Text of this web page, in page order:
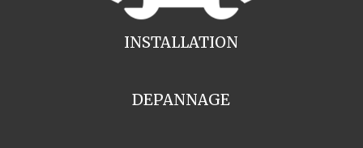
INSTALLATION
DEPANNAGE